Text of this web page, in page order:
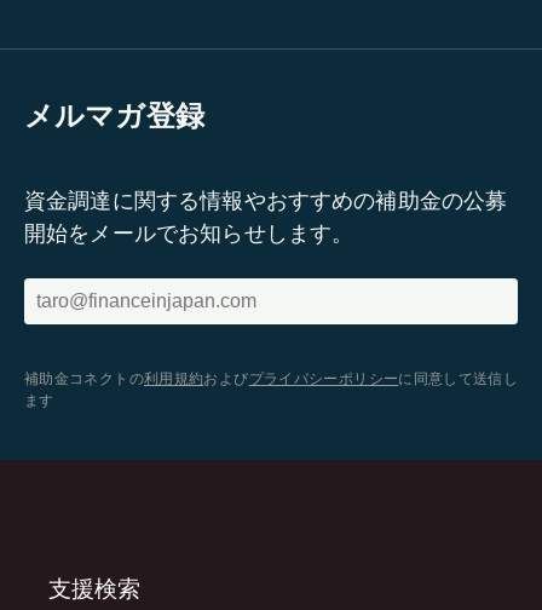
メルマガ登録
資金調達に関する情報やおすすめの補助金の公募
開始をメールでお知らせします。
補助金コネクトの利用規約およびプライバシーポリシーに同意して送信し
ます
支援検索